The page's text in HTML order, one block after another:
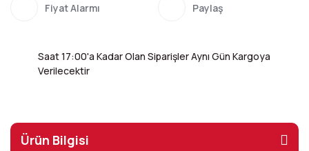
Fiyat Alarmı Paylaş
Saat 17:00'a Kadar Olan Siparişler Aynı Gün Kargoya
Verilecektir
Ürün Bilgisi